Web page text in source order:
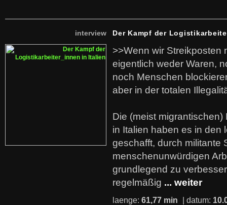
interview Der Kampf der
>>Wenn wir Streikposten
eigentlich weder Waren,
noch Menschen
aber in der totalen
Die (meist
in Italien haben es in den
geschafft, durch militante
menschenunwürdigen
grundlegend zu
regelmäßig ... weiter
laenge: 61,77 min | datum: